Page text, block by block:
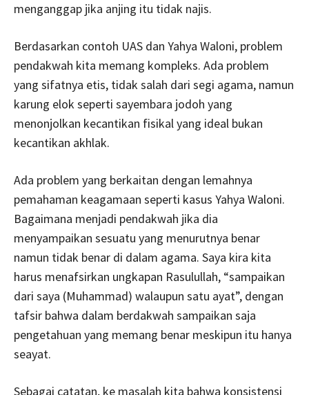
menganggap jika anjing itu tidak najis.
Berdasarkan contoh UAS dan Yahya Waloni, problem
pendakwah kita memang kompleks. Ada problem
yang sifatnya etis, tidak salah dari segi agama, namun
karung elok seperti sayembara jodoh yang
menonjolkan kecantikan fisikal yang ideal bukan
kecantikan akhlak.
Ada problem yang berkaitan dengan lemahnya
pemahaman keagamaan seperti kasus Yahya Waloni.
Bagaimana menjadi pendakwah jika dia
menyampaikan sesuatu yang menurutnya benar
namun tidak benar di dalam agama. Saya kira kita
harus menafsirkan ungkapan Rasulullah, “sampaikan
dari saya (Muhammad) walaupun satu ayat”, dengan
tafsir bahwa dalam berdakwah sampaikan saja
pengetahuan yang memang benar meskipun itu hanya
seayat.
Sebagai catatan, ke masalah kita bahwa konsistensi